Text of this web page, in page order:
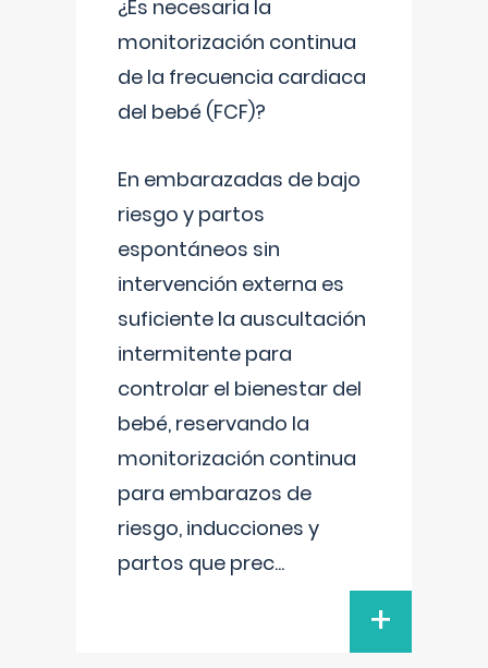
¿Es necesaria la
monitorización continua
de la frecuencia cardiaca
del bebé (FCF)?
En embarazadas de bajo
riesgo y partos
espontáneos sin
intervención externa es
suficiente la auscultación
intermitente para
controlar el bienestar del
bebé, reservando la
monitorización continua
para embarazos de
riesgo, inducciones y
partos que prec...
+